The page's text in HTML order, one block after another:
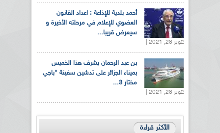
أحمد بلدية للإذاعة : اعداد القانون
العضوي للإعلام في مرحلته الأخيرة و
سيعرض قريبا...
أكتوبر 28, 2021 |
بن عبد الرحمان يشرف هذا الخميس
بميناء الجزائر على تدشين سفينة "باجي
مختار 3...
أكتوبر 28, 2021 |
الأكثر قراءة